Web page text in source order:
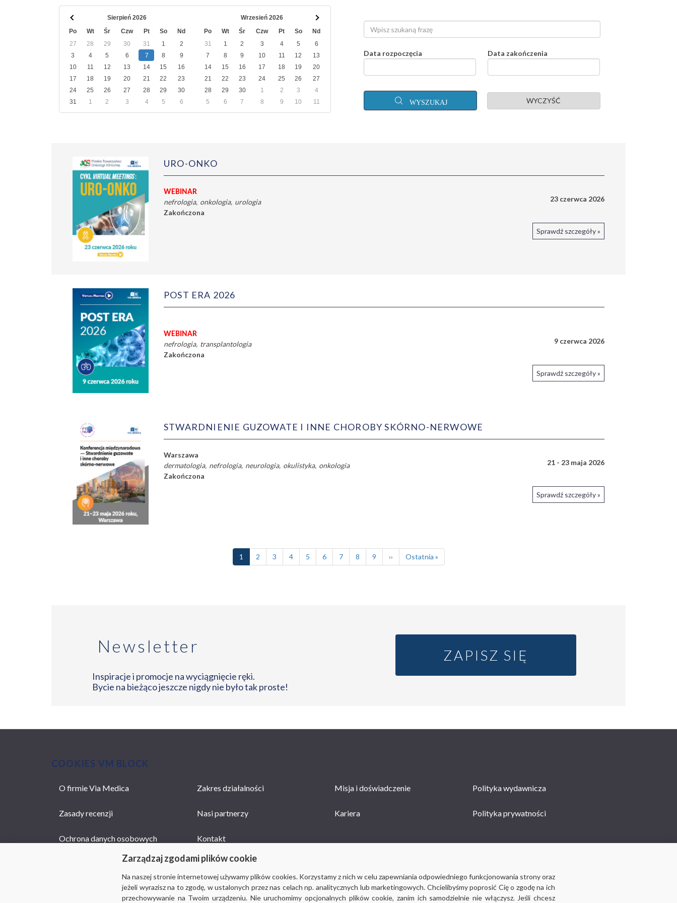
Sierpień 2026
Po
Wt Śr Czw Pt So
Nd
27
28 29 30 31 1
2
3
4 5 6 7 8
9
10
11 12 13 14 15
16
17
18 19 20 21 22
23
24
25 26 27 28 29
30
31
1 2 3 4 5 6
Wrzesień 2026
Po
Wt Śr Czw Pt So
Nd
31
1 2 3 4 5
6
7
8 9 10 11 12
13
14
15 16 17 18 19
20
21
22 23 24 25 26
27
28
29 30 1 2 3
4
5
6 7 8 9 10 11
Data rozpoczęcia Data zakończenia
WYSZUKAJ WYCZYŚĆ
URO-ONKO
WEBINAR
23 czerwca 2026
nefrologia onkologia urologia
Zakończona
Sprawdź szczegóły »
POST ERA 2026
WEBINAR
9 czerwca 2026
nefrologia transplantologia
Zakończona
Sprawdź szczegóły »
STWARDNIENIE GUZOWATE I INNE CHOROBY SKÓRNO-NERWOWE
Warszawa
21 - 23 maja 2026
dermatologia nefrologia neurologia okulistyka onkologia
Zakończona
Sprawdź szczegóły »
Bieżąca
strona
1 Page
2 Page
3 Page
4 Page
5 Page
6 Page
7 Page
8 Page
9
Następna
strona
››
Ostatnia
strona
Ostatnia »
Newsletter
Inspiracje i promocje na wyciągnięcie ręki.
Bycie na bieżąco jeszcze nigdy nie było tak proste!
ZAPISZ SIĘ
COOKIES VM BLOCK
Zarządzaj zgodami plików cookie
Na naszej stronie internetowej używamy plików cookies. Korzystamy z nich w celu zapewniania odpowiedniego funkcjonowania strony oraz
jeżeli wyrazisz na to zgodę, w ustalonych przez nas celach np. analitycznych lub marketingowych. Chcielibyśmy poprosić Cię o zgodę na ich
przechowywanie na Twoim urządzeniu. Nie uruchomimy opcjonalnych plików cookie, zanim ich samodzielnie nie włączysz. Jeśli chcesz
MAIN
O firmie Via Medica Zakres działalności Misja i doświadczenie Polityka wydawnicza
Zasady recenzji Nasi partnerzy Kariera Polityka prywatności
Ochrona danych osobowych Kontakt
© 2018-2019Via Medica, wszystkie prawa zastrzeżone